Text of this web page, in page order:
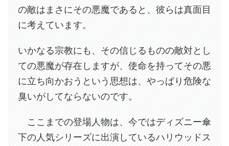
の敵はまさにその悪魔であると、彼らは真面目
に考えています。
いかなる宗教にも、その信じるものの敵対とし
ての悪魔が存在しますが、使命を持ってその悪
に立ち向かおうという思想は、やっぱり危険な
臭いがしてならないのです。
ここまでの登場人物は、今ではディズニー傘
下の人気シリーズに出演しているハリウッドス